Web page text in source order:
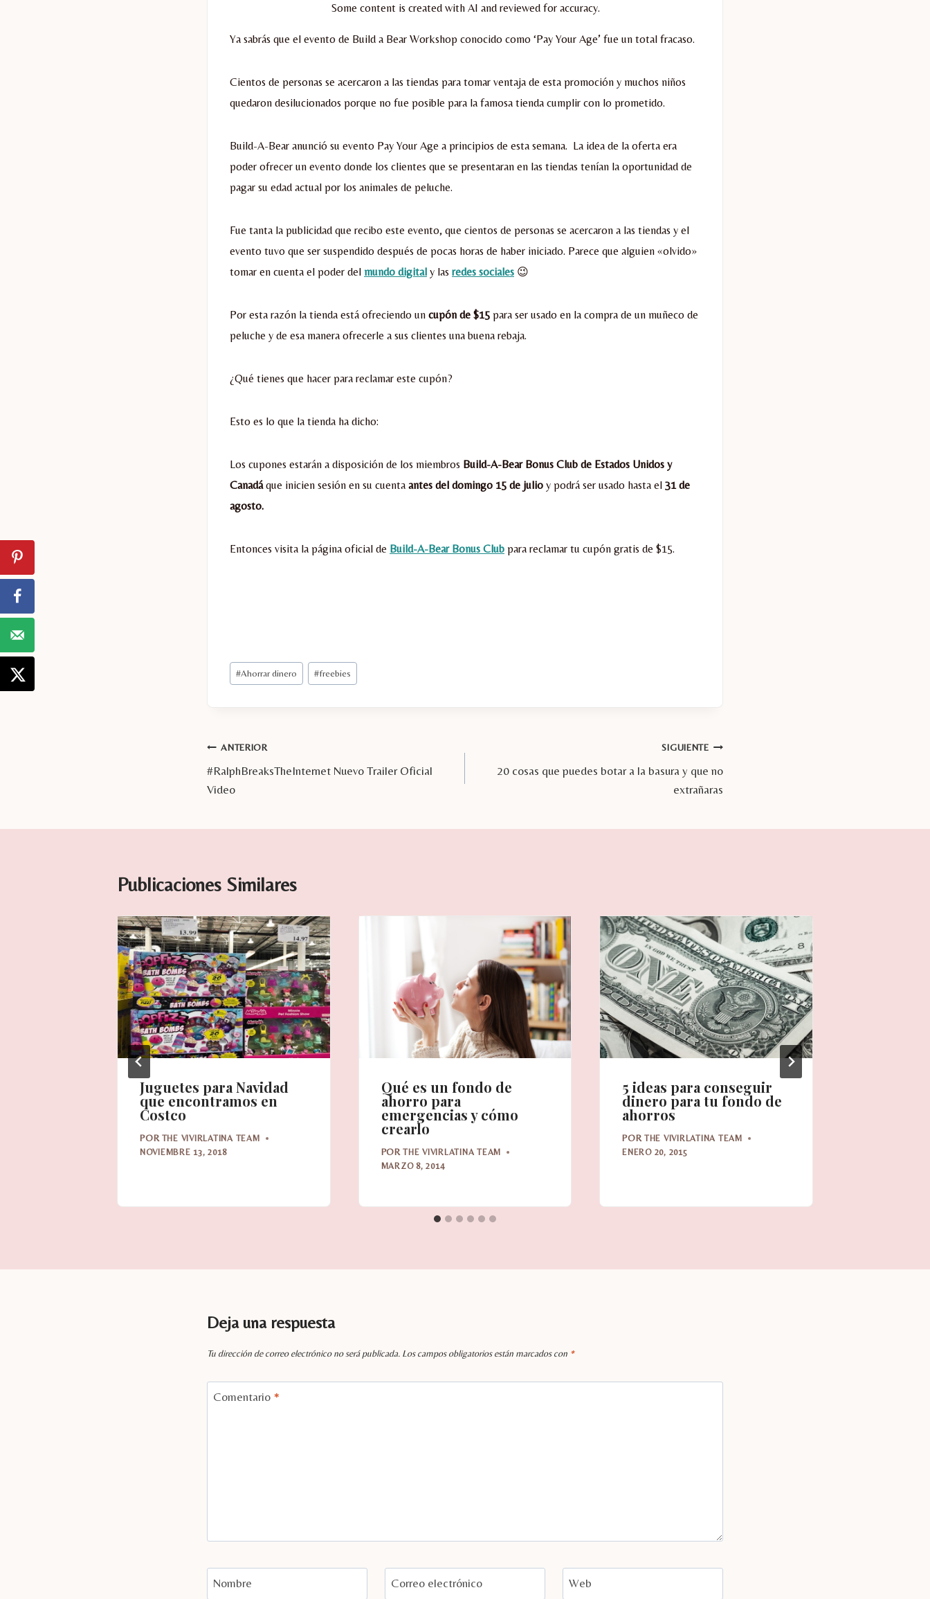
Some content is created with AI and reviewed for accuracy.
Ya sabrás que el evento de Build a Bear Workshop conocido como ‘Pay Your Age’ fue un total fracaso.
Cientos de personas se acercaron a las tiendas para tomar ventaja de esta promoción y muchos niños
quedaron desilucionados porque no fue posible para la famosa tienda cumplir con lo prometido.
Build-A-Bear anunció su evento Pay Your Age a principios de esta semana. La idea de la oferta era
poder ofrecer un evento donde los clientes que se presentaran en las tiendas tenían la oportunidad de
pagar su edad actual por los animales de peluche.
Fue tanta la publicidad que recibo este evento, que cientos de personas se acercaron a las tiendas y el
evento tuvo que ser suspendido después de pocas horas de haber iniciado. Parece que alguien «olvido»
tomar en cuenta el poder del mundo digital y las redes sociales 😉
Por esta razón la tienda está ofreciendo un cupón de $15 para ser usado en la compra de un muñeco de
peluche y de esa manera ofrecerle a sus clientes una buena rebaja.
¿Qué tienes que hacer para reclamar este cupón?
Esto es lo que la tienda ha dicho:
Los cupones estarán a disposición de los miembros Build-A-Bear Bonus Club de Estados Unidos y
Canadáque inicien sesión en su cuenta antes del domingo 15 de julio y podrá ser usado hasta el 31 de
agosto.
Entonces visita la página oficial de Build-A-Bear Bonus Club para reclamar tu cupón gratis de $15.
Etiquetas
de
#Ahorrar dinero #freebies
Navegación
de
ANTERIOR
#RalphBreaksTheInternet Nuevo Trailer Oficial
Video
SIGUIENTE
20 cosas que puedes botar a la basura y que no
extrañaras
Publicaciones Similares
Juguetes para Navidad
que encontramos en
Costco
POR THE VIVIRLATINA TEAM
NOVIEMBRE 13, 2018
Qué es un fondo de
ahorro para
emergencias y cómo
crearlo
POR THE VIVIRLATINA TEAM
MARZO 8, 2014
5 ideas para conseguir
dinero para tu fondo de
ahorros
POR THE VIVIRLATINA TEAM
ENERO 20, 2015
Deja una respuesta
Tu dirección de correo electrónico no será publicada. Los campos obligatorios están marcados con *
Comentario *
Nombre Correo electrónico Web